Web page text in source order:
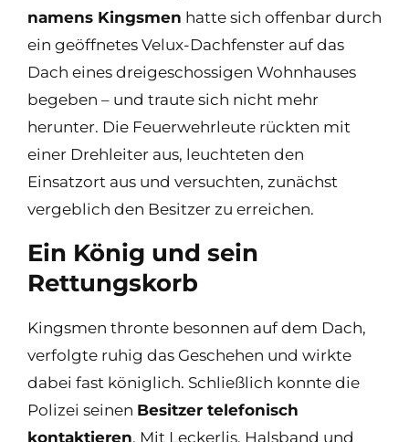
namens Kingsmen hatte sich offenbar durch
ein geöffnetes Velux-Dachfenster auf das
Dach eines dreigeschossigen Wohnhauses
begeben – und traute sich nicht mehr
herunter. Die Feuerwehrleute rückten mit
einer Drehleiter aus, leuchteten den
Einsatzort aus und versuchten, zunächst
vergeblich den Besitzer zu erreichen.
Ein König und sein
Rettungskorb
Kingsmen thronte besonnen auf dem Dach,
verfolgte ruhig das Geschehen und wirkte
dabei fast königlich. Schließlich konnte die
Polizei seinen Besitzer telefonisch
kontaktieren. Mit Leckerlis, Halsband und